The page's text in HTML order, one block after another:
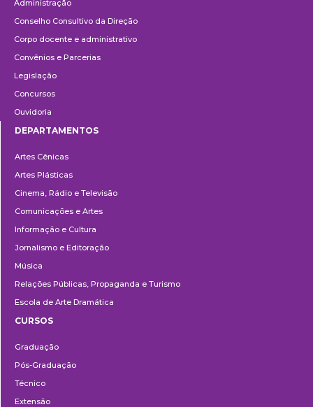
Administração
Conselho Consultivo da Direção
Corpo docente e administrativo
Convênios e Parcerias
Legislação
Concursos
Ouvidoria
DEPARTAMENTOS
Artes Cênicas
Artes Plásticas
Cinema, Rádio e Televisão
Comunicações e Artes
Informação e Cultura
Jornalismo e Editoração
Música
Relações Públicas, Propaganda e Turismo
Escola de Arte Dramática
CURSOS
Graduação
Pós-Graduação
Técnico
Extensão